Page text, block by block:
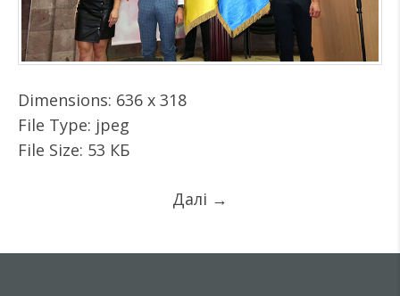
Dimensions: 636 x 318
File Type: jpeg
File Size: 53 КБ
Далі →